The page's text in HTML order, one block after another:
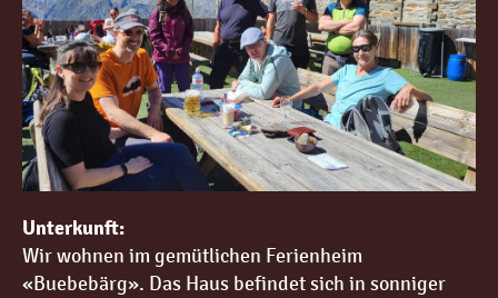
Unterkunft:
Wir wohnen im gemütlichen Ferienheim
«Buebebärg». Das Haus befindet sich in sonniger